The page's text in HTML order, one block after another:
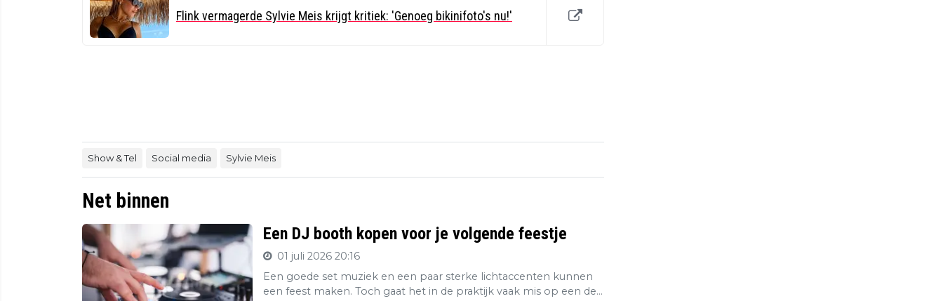
Flink vermagerde Sylvie Meis krijgt kritiek: 'Genoeg bikinifoto's nu!'
Show & Tel Social media Sylvie Meis
Net binnen
Een DJ booth kopen voor je volgende feestje
01 juli 2026 20:16
Een goede set muziek en een paar sterke lichtaccenten kunnen
een feest maken. Toch gaat het in de praktijk vaak mis op een de...